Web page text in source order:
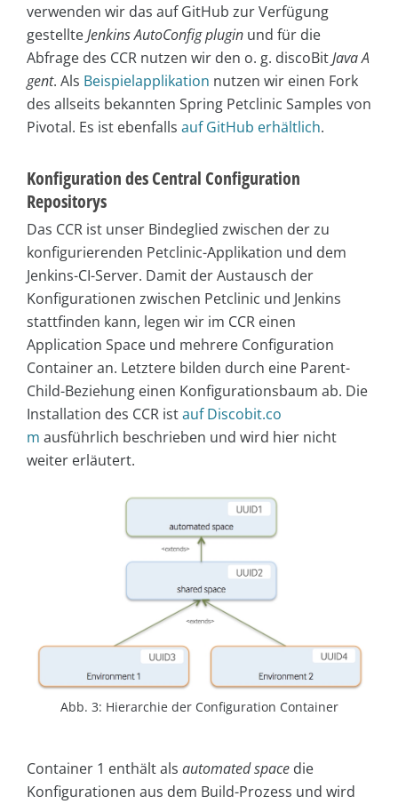
verwenden wir das auf GitHub zur Verfügung
gestellteJenkins AutoConfig plugin und für die
Abfrage des CCR nutzen wir den o. g. discoBitJava A
gent. Als Beispielapplikation nutzen wir einen Fork
des allseits bekannten Spring Petclinic Samples von
Pivotal. Es ist ebenfalls auf GitHub erhältlich.
Konfiguration des Central Configuration
Repositorys
Das CCR ist unser Bindeglied zwischen der zu
konfigurierenden Petclinic-Applikation und dem
Jenkins-CI-Server. Damit der Austausch der
Konfigurationen zwischen Petclinic und Jenkins
stattfinden kann, legen wir im CCR einen
Application Space und mehrere Configuration
Container an. Letztere bilden durch eine Parent-
Child-Beziehung einen Konfigurationsbaum ab. Die
Installation des CCR istauf Discobit.co
m ausführlich beschrieben und wird hier nicht
weiter erläutert.
Abb. 3: Hierarchie der Configuration Container
Container 1 enthält als automated space die
Konfigurationen aus dem Build-Prozess und wird